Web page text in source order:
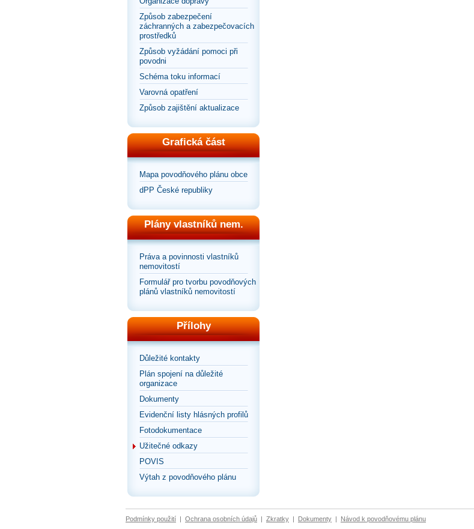
Způsob zabezpečení
záchranných a zabezpečovacích
prostředků
Způsob vyžádání pomoci při
povodni
Schéma toku informací
Varovná opatření
Způsob zajištění aktualizace
Grafická část
Mapa povodňového plánu obce
dPP České republiky
Plány vlastníků nem.
Práva a povinnosti vlastníků
nemovitostí
Formulář pro tvorbu povodňových
plánů vlastníků nemovitostí
Přílohy
Důležité kontakty
Plán spojení na důležité
organizace
Dokumenty
Evidenční listy hlásných profilů
Fotodokumentace
Užitečné odkazy
POVIS
Výtah z povodňového plánu
Podmínky použití | Ochrana osobních údajů | Zkratky | Dokumenty | Návod k povodňovému plánu